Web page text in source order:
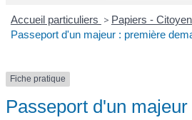
Accueil particuliers > Papiers -
Passeport d'un majeur : première
Fiche pratique
Passeport d'un